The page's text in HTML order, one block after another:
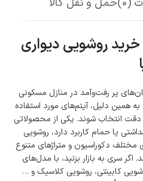
(0) حمل و نقل کالا
روشویی دیواری
پر رفت‌وآمد در منازل مسکونی
همین دلیل، آیتم‌های مورد استفاده
دقت انتخاب شوند. یکی از محصولاتی
یا حمام کاربرد دارد، روشویی
دکوراسیون و متراژهای متنوع
سری به بازار بزنید، با مدل‌های
کابینتی‌، روشویی کلاسیک و …